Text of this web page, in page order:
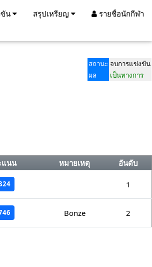
น สรุปเหรียญ รายชื่อนักกีฬา
สถานะ จบการแข่งขัน
ผล
เป็นทางการ
แนน หมายเหตุ อันดับ
1
Bonze 2